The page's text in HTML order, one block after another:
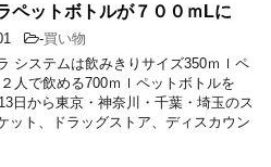
ペットボトルが７００ｍLに
-買い物
システムは飲みきりサイズ350ｍｌペ
人で飲める700ｍｌペットボトルを
日から東京・神奈川・千葉・埼玉のス
ット、ドラッグストア、ディスカウン